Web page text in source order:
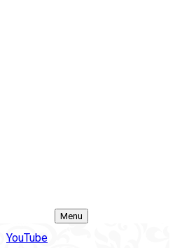
YouTube
Menu